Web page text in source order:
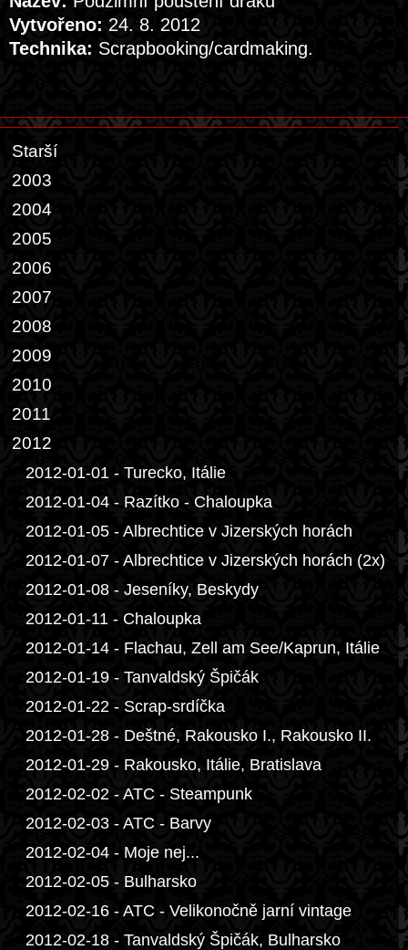
Vytvořeno: 24. 8. 2012
Technika: Scrapbooking/cardmaking.
Starší
2003
2004
2005
2006
2007
2008
2009
2010
2011
2012
2012-01-01 - Turecko, Itálie
2012-01-04 - Razítko - Chaloupka
2012-01-05 - Albrechtice v Jizerských horách
2012-01-07 - Albrechtice v Jizerských horách (2x)
2012-01-08 - Jeseníky, Beskydy
2012-01-11 - Chaloupka
2012-01-14 - Flachau, Zell am See/Kaprun, Itálie
2012-01-19 - Tanvaldský Špičák
2012-01-22 - Scrap-srdíčka
2012-01-28 - Deštné, Rakousko I., Rakousko II.
2012-01-29 - Rakousko, Itálie, Bratislava
2012-02-02 - ATC - Steampunk
2012-02-03 - ATC - Barvy
2012-02-04 - Moje nej...
2012-02-05 - Bulharsko
2012-02-16 - ATC - Velikonočně jarní vintage
2012-02-18 - Tanvaldský Špičák, Bulharsko